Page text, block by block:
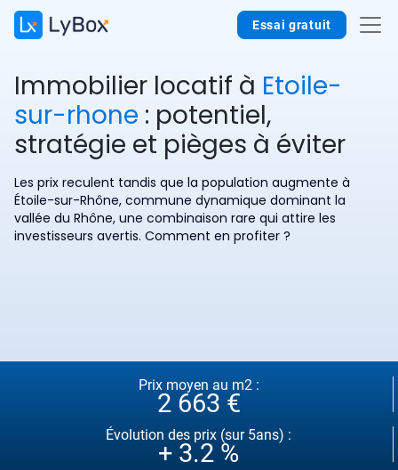
Essai gratuit
Immobilier locatif à Etoile-
sur-rhone : potentiel,
stratégie et pièges à éviter
Les prix reculent tandis que la population augmente à
Étoile-sur-Rhône, commune dynamique dominant la
vallée du Rhône, une combinaison rare qui attire les
investisseurs avertis. Comment en profiter ?
Prix moyen au m2 :
2 663 €
Évolution des prix (sur 5ans) :
+ 3.2 %